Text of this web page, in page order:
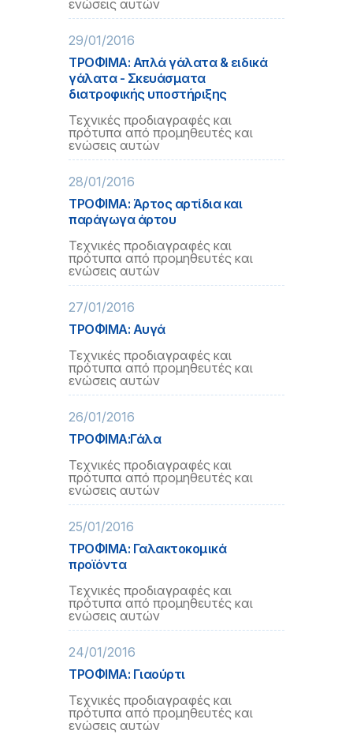
ενώσεις αυτών
29/01/2016
ΤΡΟΦΙΜΑ: Απλά γάλατα & ειδικά
γάλατα - Σκευάσματα
διατροφικής υποστήριξης
Τεχνικές προδιαγραφές και
πρότυπα από προμηθευτές και
ενώσεις αυτών
28/01/2016
ΤΡΟΦΙΜΑ: Άρτος αρτίδια και
παράγωγα άρτου
Τεχνικές προδιαγραφές και
πρότυπα από προμηθευτές και
ενώσεις αυτών
27/01/2016
ΤΡΟΦΙΜΑ: Αυγά
Τεχνικές προδιαγραφές και
πρότυπα από προμηθευτές και
ενώσεις αυτών
26/01/2016
ΤΡΟΦΙΜΑ:Γάλα
Τεχνικές προδιαγραφές και
πρότυπα από προμηθευτές και
ενώσεις αυτών
25/01/2016
ΤΡΟΦΙΜΑ: Γαλακτοκομικά
προϊόντα
Τεχνικές προδιαγραφές και
πρότυπα από προμηθευτές και
ενώσεις αυτών
24/01/2016
ΤΡΟΦΙΜΑ: Γιαούρτι
Τεχνικές προδιαγραφές και
πρότυπα από προμηθευτές και
ενώσεις αυτών